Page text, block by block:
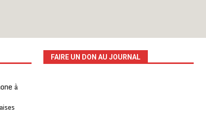
à
FAIRE UN DON AU JOURNAL